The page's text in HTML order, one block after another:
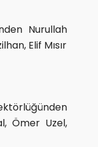
Nurullah
Elif Mısır
Ömer Uzel,